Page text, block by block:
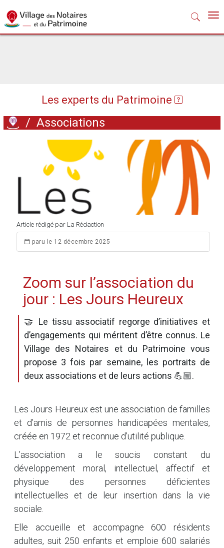
Les experts du Patrimoine
/ Associations
Article rédigé par La Rédaction
paru le 12 décembre 2025
Zoom sur l’association du
jour : Les Jours Heureux
🤝 Le tissu associatif regorge d’initiatives et
d’engagements qui méritent d’être connus. Le
Village des Notaires et du Patrimoine vous
propose 3 fois par semaine, les portraits de
deux associations et de leurs actions 💪🏼.
Les Jours Heureux est une association de familles
et d’amis de personnes handicapées mentales,
créée en 1972 et reconnue d’utilité publique.
L’association a le soucis constant du
développement moral, intellectuel, affectif et
physique des personnes déficientes
intellectuelles et de leur insertion dans la vie
sociale.
Elle accueille et accompagne 600 résidents
adultes, suit 250 enfants et emploie 600 salariés